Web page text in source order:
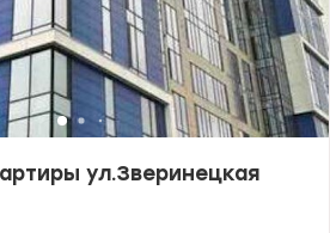
ул.Зверинецкая